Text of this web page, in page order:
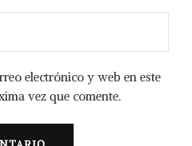
electrónico y web en este
vez que comente.